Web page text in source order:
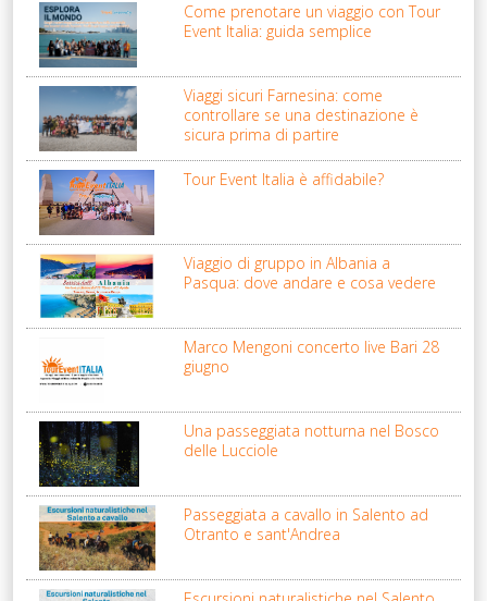
Come prenotare un viaggio con Tour
Event Italia: guida semplice
Viaggi sicuri Farnesina: come
controllare se una destinazione è
sicura prima di partire
Tour Event Italia è affidabile?
Viaggio di gruppo in Albania a
Pasqua: dove andare e cosa vedere
Marco Mengoni concerto live Bari 28
giugno
Una passeggiata notturna nel Bosco
delle Lucciole
Passeggiata a cavallo in Salento ad
Otranto e sant'Andrea